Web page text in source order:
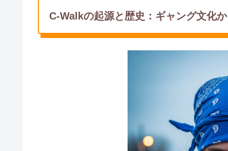
C-Walkの起源と歴史：ギャング文化